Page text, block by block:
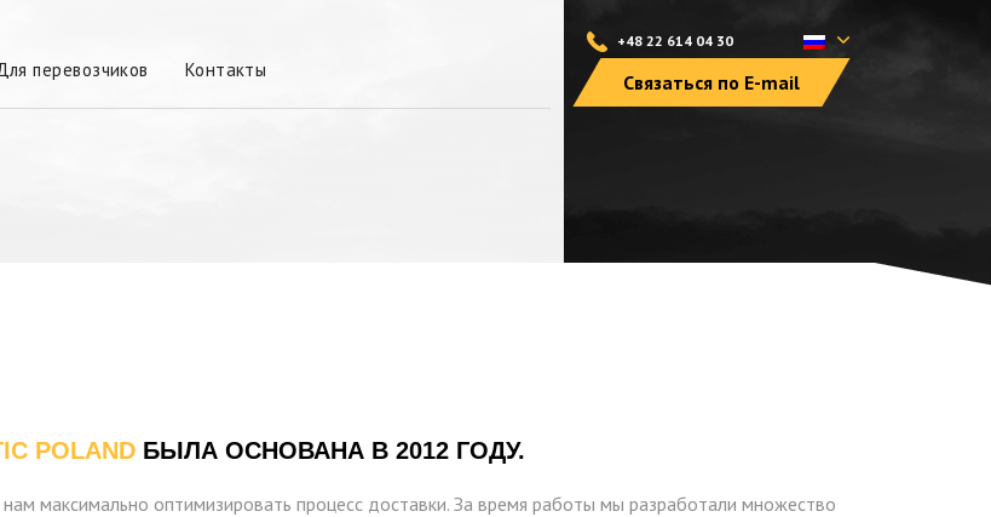
перевозчиков Контакты
+48 22 614 04 30
Связаться по E-mail
POLAND БЫЛА ОСНОВАНА В 2012 ГОДУ.
максимально оптимизировать процесс доставки. За время работы мы разработали множество